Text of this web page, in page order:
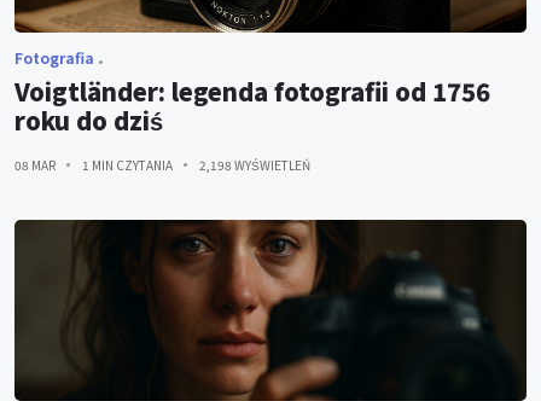
Fotografia
Voigtländer: legenda fotografii od 1756
roku do dziś
08 MAR 1 MIN CZYTANIA 2,198 WYŚWIETLEŃ